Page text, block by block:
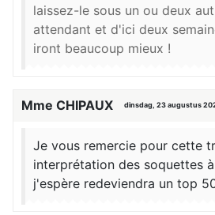
laissez-le sous un ou deux
attendant et d'ici deux
iront beaucoup mieux !
Mme CHIPAUX dinsdag, 23 augustus
Je vous remercie pour cette
interprétation des soquettes
j'espère redeviendra un top